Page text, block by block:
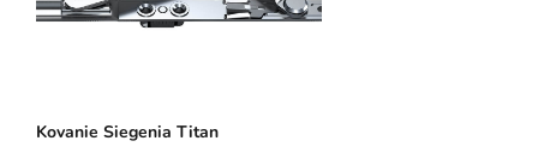
Kovanie Siegenia Titan